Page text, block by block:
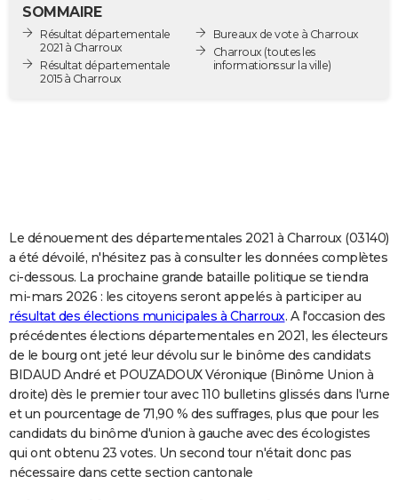
Destinations
City break
Voyage nature
Voyage de noces
Forum
Climat
GUIDES D'ACHAT
COPAINS D'AVANT
S'inscrire
Se connecter
Lycées
Collèges
Primaires
Universités
Entreprises
Service militaire
Avis de recherche
AVIS DE DÉCÈS
FORUM
Bricolage
Lifestyle
Culture
Sport
Auto
Television
Voyage
Cinema
SOMMAIRE
Résultat départementale
2021 à Charroux
Résultat départementale
2015 à Charroux
Bureaux de vote à Charroux
Charroux (toutes les
informations sur la ville)
Le dénouement des départementales 2021 à Charroux (03140)
a été dévoilé, n'hésitez pas à consulter les données complètes
ci-dessous. La prochaine grande bataille politique se tiendra
mi-mars 2026 : les citoyens seront appelés à participer au
résultat des élections municipales à Charroux. A l'occasion des
précédentes élections départementales en 2021, les électeurs
de le bourg ont jeté leur dévolu sur le binôme des candidats
BIDAUD André et POUZADOUX Véronique (Binôme Union à
droite) dès le premier tour avec 110 bulletins glissés dans l'urne
et un pourcentage de 71,90 % des suffrages, plus que pour les
candidats du binôme d'union à gauche avec des écologistes
qui ont obtenu 23 votes. Un second tour n'était donc pas
nécessaire dans cette section cantonale